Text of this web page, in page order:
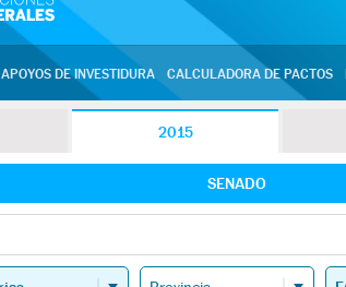
APOYOS DE INVESTIDURA CALCULADORA DE PACTOS
2015
SENADO